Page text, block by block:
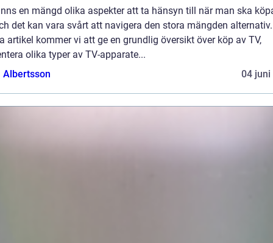
en mängd olika aspekter att ta hänsyn till när man ska
det kan vara svårt att navigera den stora mängden
artikel kommer vi att ge en grundlig översikt över köp av TV,
olika typer av TV-apparate...
Albertsson
04 juni